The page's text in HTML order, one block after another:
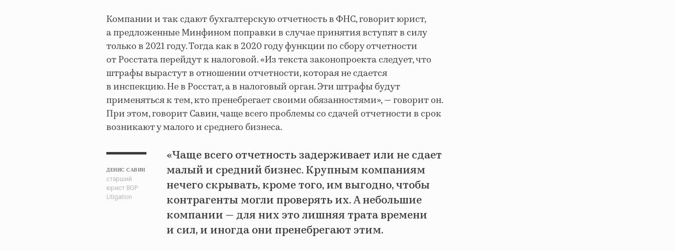
Компании и так сдают бухгалтерскую отчетность в ФНС, говорит юрист,
а предложенные Минфином поправки в случае принятия вступят в силу
только в 2021 году. Тогда как в 2020 году функции по сбору отчетности
от Росстата перейдут к налоговой. «Из текста законопроекта следует, что
штрафы вырастут в отношении отчетности, которая не сдается
в инспекцию. Не в Росстат, а в налоговый орган. Эти штрафы будут
применяться к тем, кто пренебрегает своими обязанностями», — говорит он.
При этом, говорит Савин, чаще всего проблемы со сдачей отчетности в срок
возникают у малого и среднего бизнеса.
ДЕНИС САВИН
старший
юрист BGP
Litigation
«Чаще всего отчетность задерживает или не сдает
малый и средний бизнес. Крупным компаниям
нечего скрывать, кроме того, им выгодно, чтобы
контрагенты могли проверять их. А небольшие
компании — для них это лишняя трата времени
и сил, и иногда они пренебрегают этим.